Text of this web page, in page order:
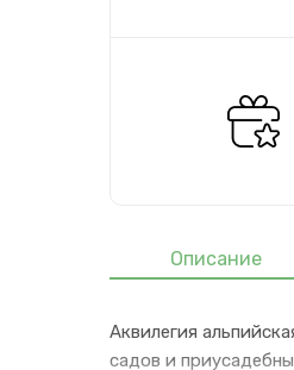
Описание
Аквилегия
садов и